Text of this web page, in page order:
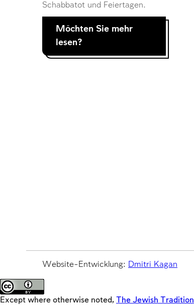
Schabbatot und Feiertagen.
Möchten Sie mehr
lesen?
Website-Entwicklung: Dmitri Kagan
Except where otherwise noted, The Jewish Tradition